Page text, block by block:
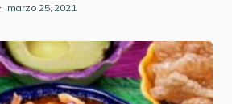
marzo 25, 2021